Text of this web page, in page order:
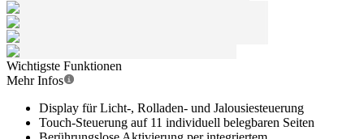
Wichtigste Funktionen
Mehr Infos
Display für Licht-, Rolladen- und Jalousiesteuerung
Touch-Steuerung auf 11 individuell belegbaren Seiten